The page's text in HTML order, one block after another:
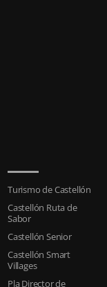
Turismo de Castellón
Castellón Ruta de
Sabor
Castellón Senior
Castellón Smart
Villages
Pla Director de